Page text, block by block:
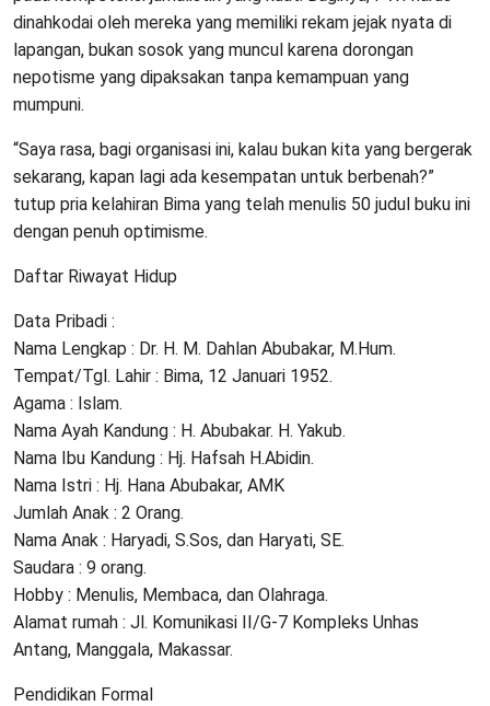
dinahkodai oleh mereka yang memiliki rekam jejak nyata di
lapangan, bukan sosok yang muncul karena dorongan
nepotisme yang dipaksakan tanpa kemampuan yang
mumpuni.
“Saya rasa, bagi organisasi ini, kalau bukan kita yang bergerak
sekarang, kapan lagi ada kesempatan untuk berbenah?”
tutup pria kelahiran Bima yang telah menulis 50 judul buku ini
dengan penuh optimisme.
Daftar Riwayat Hidup
Data Pribadi :
Nama Lengkap : Dr. H. M. Dahlan Abubakar, M.Hum.
Tempat/Tgl. Lahir : Bima, 12 Januari 1952.
Agama : Islam.
Nama Ayah Kandung : H. Abubakar. H. Yakub.
Nama Ibu Kandung : Hj. Hafsah H.Abidin.
Nama Istri : Hj. Hana Abubakar, AMK
Jumlah Anak : 2 Orang.
Nama Anak : Haryadi, S.Sos, dan Haryati, SE.
Saudara : 9 orang.
Hobby : Menulis, Membaca, dan Olahraga.
Alamat rumah : Jl. Komunikasi II/G-7 Kompleks Unhas
Antang, Manggala, Makassar.
Pendidikan Formal